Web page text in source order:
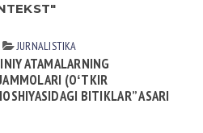
JURNALISTIKA
ATAMALARNING
(OʻTKIR
BITIKLAR” ASARI